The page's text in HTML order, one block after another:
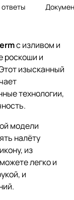
с изливом и
роскоши и
изысканный
технологии,
модели
налёту
из
легко и
и